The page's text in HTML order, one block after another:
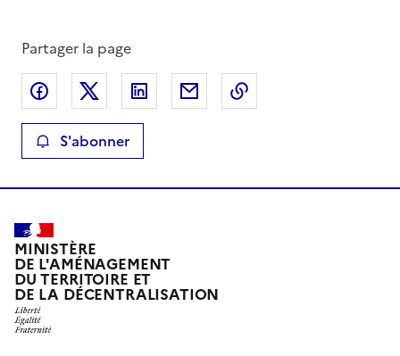
Partager la page
Partager sur Facebook
Partager sur XPartager sur LinkedIn
Partager par email
S'abonner
MINISTÈRE
DE L'AMÉNAGEMENT
DU TERRITOIRE ET
DE LA DÉCENTRALISATION